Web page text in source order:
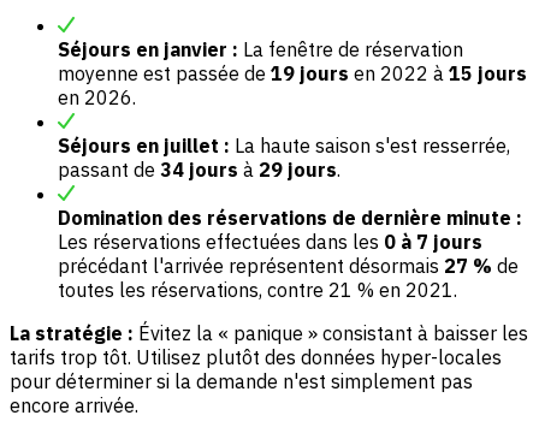
Séjours en janvier : La fenêtre de réservation
moyenne est passée de 19 jours en 2022 à 15 jours
en 2026.
Séjours en juillet : La haute saison s'est resserrée,
passant de 34 jours à 29 jours.
Domination des réservations de dernière minute :
Les réservations effectuées dans les 0 à 7 jours
précédant l'arrivée représentent désormais 27 % de
toutes les réservations, contre 21 % en 2021.
La stratégie : Évitez la « panique » consistant à baisser les
tarifs trop tôt. Utilisez plutôt des données hyper-locales
pour déterminer si la demande n'est simplement pas
encore arrivée.